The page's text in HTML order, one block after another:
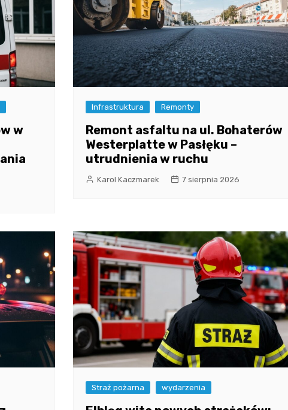
w
Infrastruktura Remonty
Remont asfaltu na ul. Bohaterów
Westerplatte w Pasłęku –
utrudnienia w ruchu
Karol Kaczmarek 7 sierpnia 2026
Straż pożarna wydarzenia